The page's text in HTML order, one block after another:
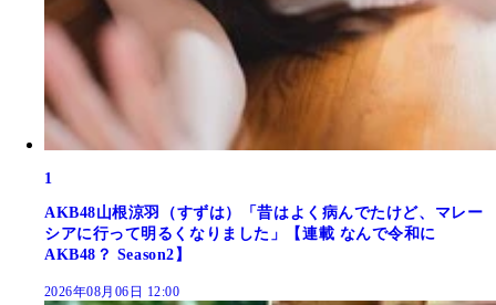
1
AKB48山根涼羽（すずは）「昔はよく病んでたけど、マレー
シアに行って明るくなりました」【連載 なんで令和に
AKB48？ Season2】
2026年08月06日 12:00